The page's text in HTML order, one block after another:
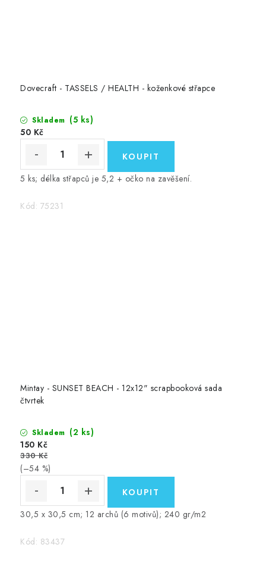
Dovecraft - TASSELS / HEALTH - koženkové střapce
Skladem (5 ks)
50 Kč
5 ks; délka střapců je 5,2 + očko na zavěšení.
Kód: 75231
Mintay - SUNSET BEACH - 12x12" scrapbooková sada
čtvrtek
Skladem (2 ks)
150 Kč
330 Kč
(–54 %)
30,5 x 30,5 cm; 12 archů (6 motivů); 240 gr/m2
Kód: 83437